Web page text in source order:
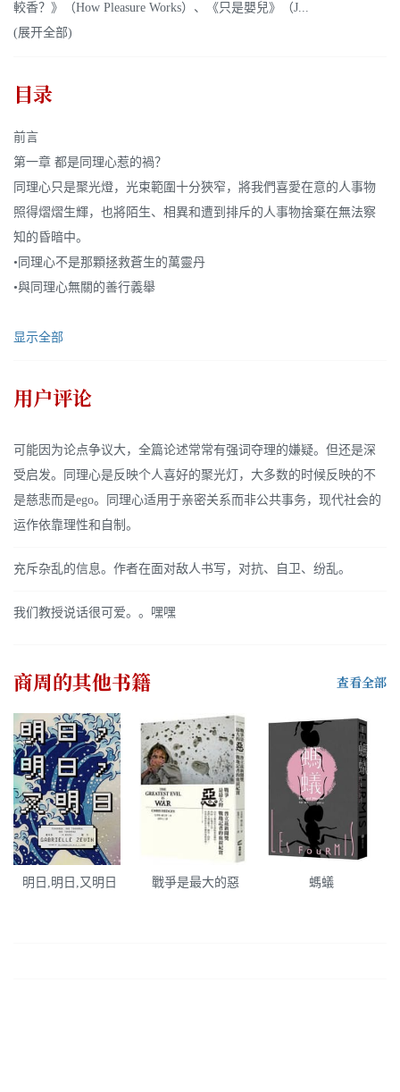
較香？》（How Pleasure Works）、《只是嬰兒》（J...
(展开全部)
目录
前言
第一章 都是同理心惹的禍？
同理心只是聚光燈，光束範圍十分狹窄，將我們喜愛在意的人事物
照得熠熠生輝，也將陌生、相異和遭到排斥的人事物捨棄在無法察
知的昏暗中。
•同理心不是那顆拯救蒼生的萬靈丹
•與同理心無關的善行義舉
显示全部
用户评论
可能因为论点争议大，全篇论述常常有强词夺理的嫌疑。但还是深
受启发。同理心是反映个人喜好的聚光灯，大多数的时候反映的不
是慈悲而是ego。同理心适用于亲密关系而非公共事务，现代社会的
运作依靠理性和自制。
充斥杂乱的信息。作者在面对敌人书写，对抗、自卫、纷乱。
我们教授说话很可爱。。嘿嘿
商周的其他书籍 查看全部
明日,明日,又明日 戰爭是最大的惡 螞蟻